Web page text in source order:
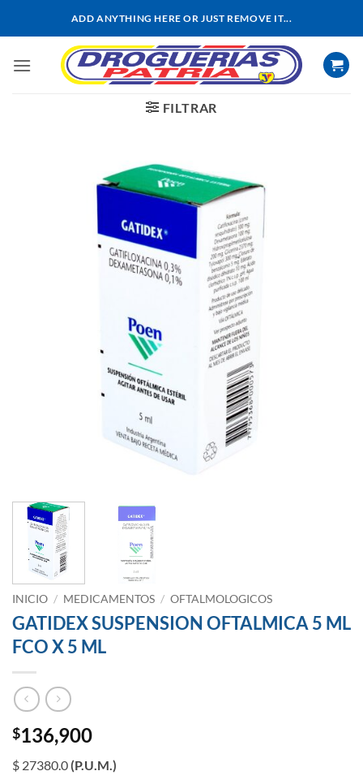
ADD ANYTHING HERE OR JUST REMOVE IT...
FILTRAR
INICIO / MEDICAMENTOS / OFTALMOLOGICOS
GATIDEX SUSPENSION OFTALMICA 5 ML
FCO X 5 ML
$136,900
$ 27380.0(P.U.M.)